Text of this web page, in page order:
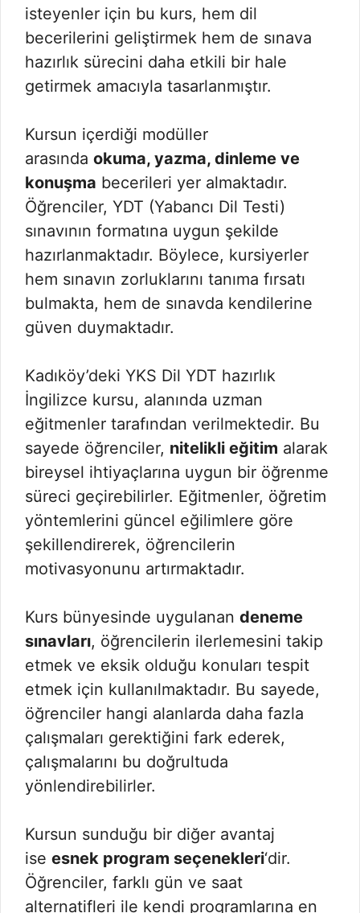
isteyenler için bu kurs, hem dil
becerilerini geliştirmek hem de sınava
hazırlık sürecini daha etkili bir hale
getirmek amacıyla tasarlanmıştır.
Kursun içerdiği modüller
arasında okuma, yazma, dinleme ve
konuşma becerileri yer almaktadır.
Öğrenciler, YDT (Yabancı Dil Testi)
sınavının formatına uygun şekilde
hazırlanmaktadır. Böylece, kursiyerler
hem sınavın zorluklarını tanıma fırsatı
bulmakta, hem de sınavda kendilerine
güven duymaktadır.
Kadıköy’deki YKS Dil YDT hazırlık
İngilizce kursu, alanında uzman
eğitmenler tarafından verilmektedir. Bu
sayede öğrenciler, nitelikli eğitim alarak
bireysel ihtiyaçlarına uygun bir öğrenme
süreci geçirebilirler. Eğitmenler, öğretim
yöntemlerini güncel eğilimlere göre
şekillendirerek, öğrencilerin
motivasyonunu artırmaktadır.
Kurs bünyesinde uygulanan deneme
sınavları, öğrencilerin ilerlemesini takip
etmek ve eksik olduğu konuları tespit
etmek için kullanılmaktadır. Bu sayede,
öğrenciler hangi alanlarda daha fazla
çalışmaları gerektiğini fark ederek,
çalışmalarını bu doğrultuda
yönlendirebilirler.
Kursun sunduğu bir diğer avantaj
ise esnek program seçenekleri‘dir.
Öğrenciler, farklı gün ve saat
alternatifleri ile kendi programlarına en